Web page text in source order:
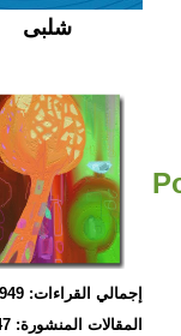
شلبى
إجمالي القراءات: 64,949
المقالات المنشورة: 47